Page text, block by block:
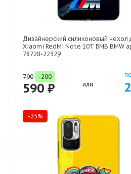
Дизайнерский силиконовый чехол
Xiaomi RedMi Note 10T БМВ BMW
78728-22329
790 -200
590 ₽ или
-25%